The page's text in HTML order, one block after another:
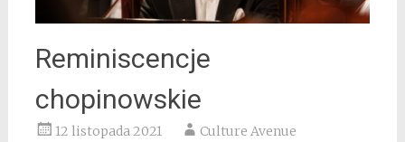
Reminiscencje
chopinowskie
12 listopada 2021 Culture Avenue